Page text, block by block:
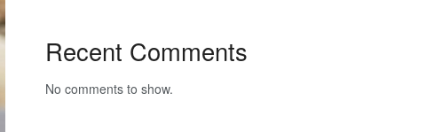
Recent Comments
No comments to show.